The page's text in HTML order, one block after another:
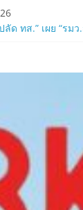
ลัด ทส.” เผย “ร
ฉลองคร
ZTE จับมือ AIS อัป